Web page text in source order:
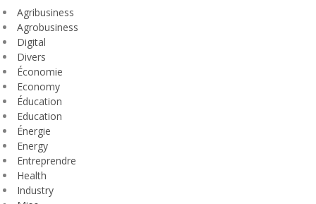
Agribusiness
Agrobusiness
Digital
Divers
Économie
Economy
Éducation
Education
Énergie
Energy
Entreprendre
Health
Industry